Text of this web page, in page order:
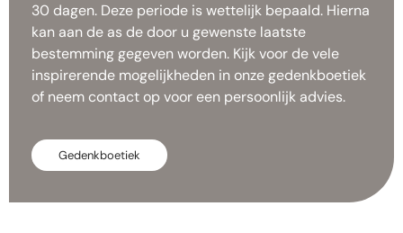
30 dagen. Deze periode is wettelijk bepaald. Hierna
kan aan de as de door u gewenste laatste
bestemming gegeven worden. Kijk voor de vele
inspirerende mogelijkheden in onze gedenkboetiek
of neem contact op voor een persoonlijk advies.
Gedenkboetiek